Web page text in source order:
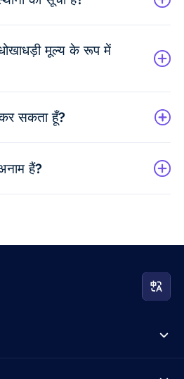
मूल्य के रूप में
सकता हूँ?
हैं?